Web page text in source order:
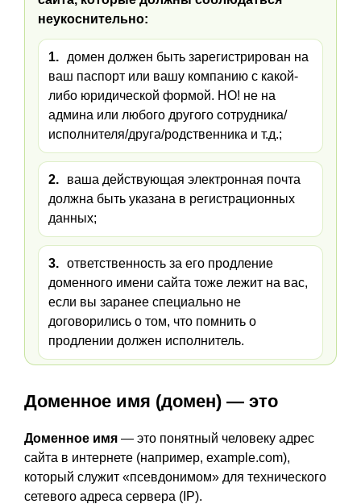
неукоснительно:
1.
домен должен быть зарегистрирован на
ваш паспорт или вашу компанию с какой-
либо юридической формой. НО! не на
админа или любого другого сотрудника/
исполнителя/друга/родственника и т.д.;
2.
ваша действующая электронная почта
должна быть указана в регистрационных
данных;
3. ответственность за его продление
доменного имени сайта тоже лежит на вас,
если вы заранее специально не
договорились о том, что помнить о
продлении должен исполнитель.
Доменное имя (домен) — это
Доменное имя — это понятный человеку адрес
сайта в интернете (например, example.com),
который служит «псевдонимом» для технического
сетевого адреса сервера (IP).